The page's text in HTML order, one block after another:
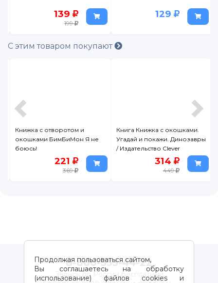
129 125
С этим товаром покупают
Книжка с отворотом и
окошками БимБиМон Я не
боюсь!
221
369
Книга Книжка с окошками.
Угадай и покажи. Динозавры
/ Издательство Clever
314
449
Продолжая пользоваться сайтом,
Вы соглашаетесь на обработку
(использование) файлов cookies и
8-800-333-44-22
Звонок по России бесплатный